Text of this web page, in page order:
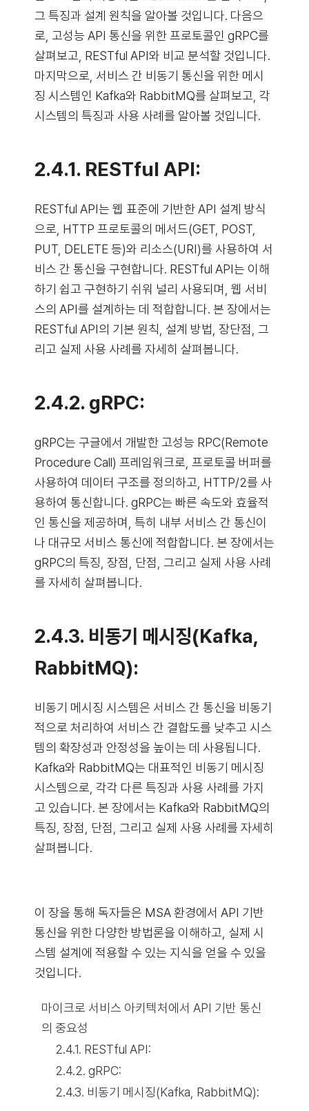
그 특징과 설계 원칙을 알아볼 것입니다. 다음으
로, 고성능 API 통신을 위한 프로토콜인 gRPC를
살펴보고, RESTful API와 비교 분석할 것입니다.
마지막으로, 서비스 간 비동기 통신을 위한 메시
징 시스템인 Kafka와 RabbitMQ를 살펴보고, 각
시스템의 특징과 사용 사례를 알아볼 것입니다.
2.4.1. RESTful API:
RESTful API는 웹 표준에 기반한 API 설계 방식
으로, HTTP 프로토콜의 메서드(GET, POST,
PUT, DELETE 등)와 리소스(URI)를 사용하여 서
비스 간 통신을 구현합니다. RESTful API는 이해
하기 쉽고 구현하기 쉬워 널리 사용되며, 웹 서비
스의 API를 설계하는 데 적합합니다. 본 장에서는
RESTful API의 기본 원칙, 설계 방법, 장단점, 그
리고 실제 사용 사례를 자세히 살펴봅니다.
2.4.2. gRPC:
gRPC는 구글에서 개발한 고성능 RPC(Remote
Procedure Call) 프레임워크로, 프로토콜 버퍼를
사용하여 데이터 구조를 정의하고, HTTP/2를 사
용하여 통신합니다. gRPC는 빠른 속도와 효율적
인 통신을 제공하며, 특히 내부 서비스 간 통신이
나 대규모 서비스 통신에 적합합니다. 본 장에서는
gRPC의 특징, 장점, 단점, 그리고 실제 사용 사례
를 자세히 살펴봅니다.
2.4.3. 비동기 메시징(Kafka,
RabbitMQ):
비동기 메시징 시스템은 서비스 간 통신을 비동기
적으로 처리하여 서비스 간 결합도를 낮추고 시스
템의 확장성과 안정성을 높이는 데 사용됩니다.
Kafka와 RabbitMQ는 대표적인 비동기 메시징
시스템으로, 각각 다른 특징과 사용 사례를 가지
고 있습니다. 본 장에서는 Kafka와 RabbitMQ의
특징, 장점, 단점, 그리고 실제 사용 사례를 자세히
살펴봅니다.
이 장을 통해 독자들은 MSA 환경에서 API 기반
통신을 위한 다양한 방법론을 이해하고, 실제 시
스템 설계에 적용할 수 있는 지식을 얻을 수 있을
것입니다.
마이크로 서비스 아키텍처에서 API 기반 통신
의 중요성
2.4.1. RESTful API:
2.4.2. gRPC:
2.4.3. 비동기 메시징(Kafka, RabbitMQ):